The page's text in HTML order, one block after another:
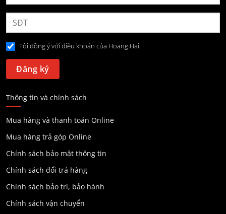
Tôi đồng ý với điều khoản của Hoang Hai
Thông tin và chính sách
Mua hàng và thanh toán Online
Mua hàng trả góp Online
Chính sách bảo mật thông tin
Chính sách đổi trả hàng
Chính sách bảo trì, bảo hành
Chính sách vận chuyển